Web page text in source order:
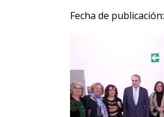
Fecha de publicación: